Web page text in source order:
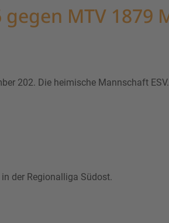
MTV 1879
202. Die heimische Mannschaft
der Regionalliga Südost.